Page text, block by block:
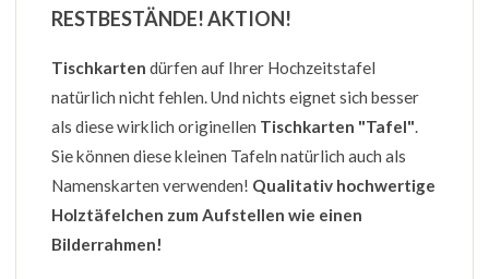
RESTBESTÄNDE! AKTION!
Tischkarten dürfen auf Ihrer Hochzeitstafel
natürlich nicht fehlen. Und nichts eignet sich besser
als diese wirklich originellen Tischkarten "Tafel".
Sie können diese kleinen Tafeln natürlich auch als
Namenskarten verwenden! Qualitativ hochwertige
Holztäfelchen zum Aufstellen wie einen
Bilderrahmen!